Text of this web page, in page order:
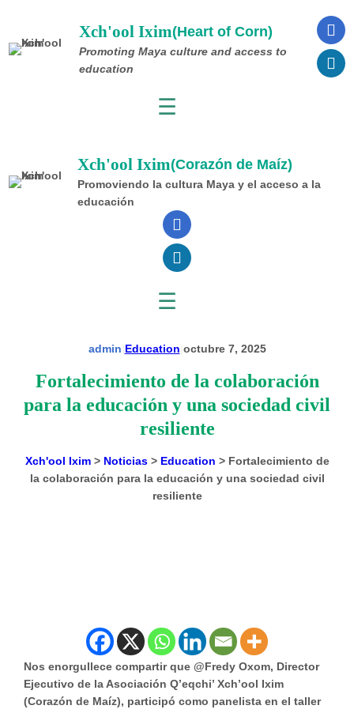
contenido
Xch'ool Ixim(Heart of Corn)
Promoting Maya culture and access to
education
☰
Xch'ool Ixim(Corazón de Maíz)
Promoviendo la cultura Maya y el acceso a la
educación
☰
admin Education octubre 7, 2025
Fortalecimiento de la colaboración
para la educación y una sociedad civil
resiliente
Xch'ool Ixim> Noticias> Education > Fortalecimiento de
la colaboración para la educación y una sociedad civil
resiliente
Nos enorgullece compartir que @Fredy Oxom, Director
Ejecutivo de la Asociación Q’eqchi’ Xch’ool Ixim
(Corazón de Maíz), participó como panelista en el taller